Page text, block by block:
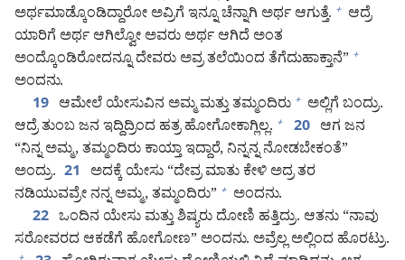
ಅರ್ಥಮಾಡ್ಕೊಂಡಿದ್ದಾರೋ ಅವ್ರಿಗೆ ಇನ್ನೂ ಚೆನ್ನಾಗಿ ಅರ್ಥ ಆಗುತ್ತೆ. + ಆದ್ರೆ
ಯಾರಿಗೆ ಅರ್ಥ ಆಗಿಲ್ವೋ ಅವರು ಅರ್ಥ ಆಗಿದೆ ಅಂತ
ಅಂದ್ಕೊಂಡಿರೋದನ್ನೂ ದೇವರು ಅವ್ರ ತಲೆಯಿಂದ ತೆಗೆದುಹಾಕ್ತಾನೆ” +
ಅಂದನು.
19 ಆಮೇಲೆ ಯೇಸುವಿನ ಅಮ್ಮ ಮತ್ತು ತಮ್ಮಂದಿರು + ಅಲ್ಲಿಗೆ ಬಂದ್ರು.
ಆದ್ರೆ ತುಂಬ ಜನ ಇದ್ದಿದ್ರಿಂದ ಹತ್ರ ಹೋಗೋಕಾಗ್ಲಿಲ್ಲ. + 20 ಆಗ ಜನ
“ನಿನ್ನ ಅಮ್ಮ, ತಮ್ಮಂದಿರು ಕಾಯ್ತಾ ಇದ್ದಾರೆ, ನಿನ್ನನ್ನ ನೋಡಬೇಕಂತೆ”
ಅಂದ್ರು. 21
ಅದಕ್ಕೆ ಯೇಸು “ದೇವ್ರ ಮಾತು ಕೇಳಿ ಅದ್ರ ತರ
ನಡಿಯುವವ್ರೇ ನನ್ನ ಅಮ್ಮ, ತಮ್ಮಂದಿರು” + ಅಂದನು.
22 ಒಂದಿನ ಯೇಸು ಮತ್ತು ಶಿಷ್ಯರು ದೋಣಿ ಹತ್ತಿದ್ರು. ಆತನು “ನಾವು
ಸರೋವರದ ಆಕಡೆಗೆ ಹೋಗೋಣ” ಅಂದನು. ಅವ್ರೆಲ್ಲ ಅಲ್ಲಿಂದ ಹೊರಟ್ರು.